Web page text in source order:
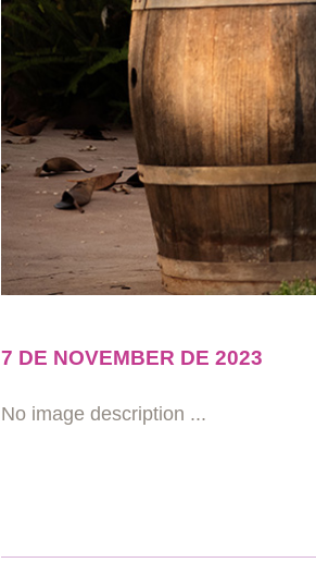
7 DE NOVEMBER DE 2023
No image description ...